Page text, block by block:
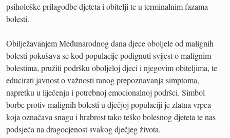
psihološke prilagodbe djeteta i obitelji te u terminalnim fazama
bolesti.
Obilježavanjem Međunarodnog dana djece oboljele od malignih
bolesti pokušava se kod populacije podignuti svijest o malignim
bolestima, pružiti podršku oboljeloj djeci i njegovim obiteljima, te
educirati javnost o važnosti ranog prepoznavanja simptoma,
napretku u liječenju i potrebnoj emocionalnoj podršci. Simbol
borbe protiv malignih bolesti u dječjoj populaciji je zlatna vrpca
koja označava snagu i hrabrost tako teško bolesnog djeteta te nas
podsjeća na dragocjenost svakog dječjeg života.